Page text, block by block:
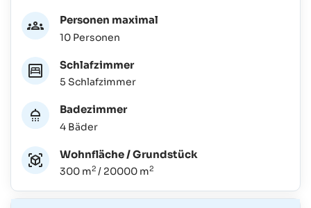
Personen maximal
10 Personen
Schlafzimmer
5 Schlafzimmer
Badezimmer
4 Bäder
Wohnfläche / Grundstück
300 m2 / 20000 m2